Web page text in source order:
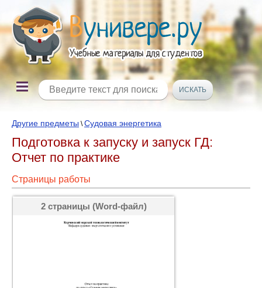
Другие предметы \Судовая энергетика
Подготовка к запуску и запуск ГД:
Отчет по практике
Страницы работы
2 страницы (Word-файл)